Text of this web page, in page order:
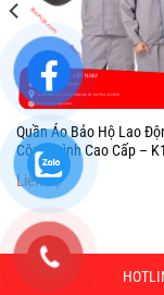
Quần Áo Bảo Hộ Lao
Công Trình Cao Cấp –
Liên hệ